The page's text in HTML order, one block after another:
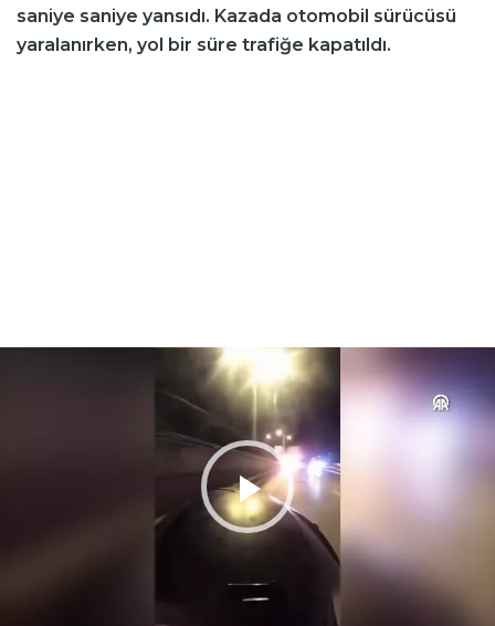
saniye saniye yansıdı. Kazada otomobil sürücüsü
yaralanırken, yol bir süre trafiğe kapatıldı.